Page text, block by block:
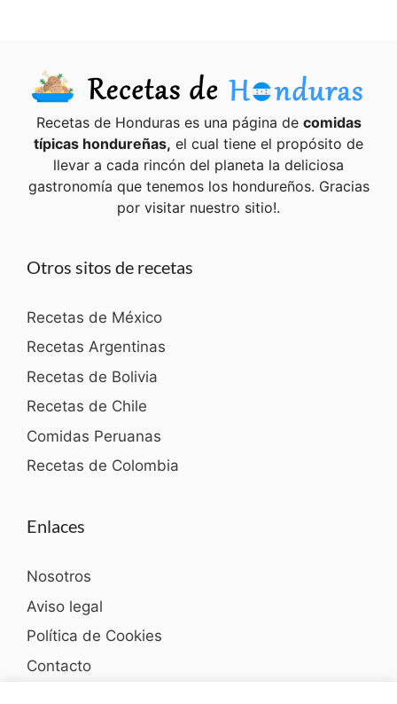
Recetas de Honduras es una página de comidas
típicas hondureñas, el cual tiene el propósito de
llevar a cada rincón del planeta la deliciosa
gastronomía que tenemos los hondureños. Gracias
por visitar nuestro sitio!.
Otros sitos de recetas
Recetas de México
Recetas Argentinas
Recetas de Bolivia
Recetas de Chile
Comidas Peruanas
Recetas de Colombia
Enlaces
Nosotros
Aviso legal
Política de Cookies
Contacto